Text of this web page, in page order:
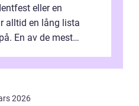
eller en
alltid en lång lista
En av de mest
2026